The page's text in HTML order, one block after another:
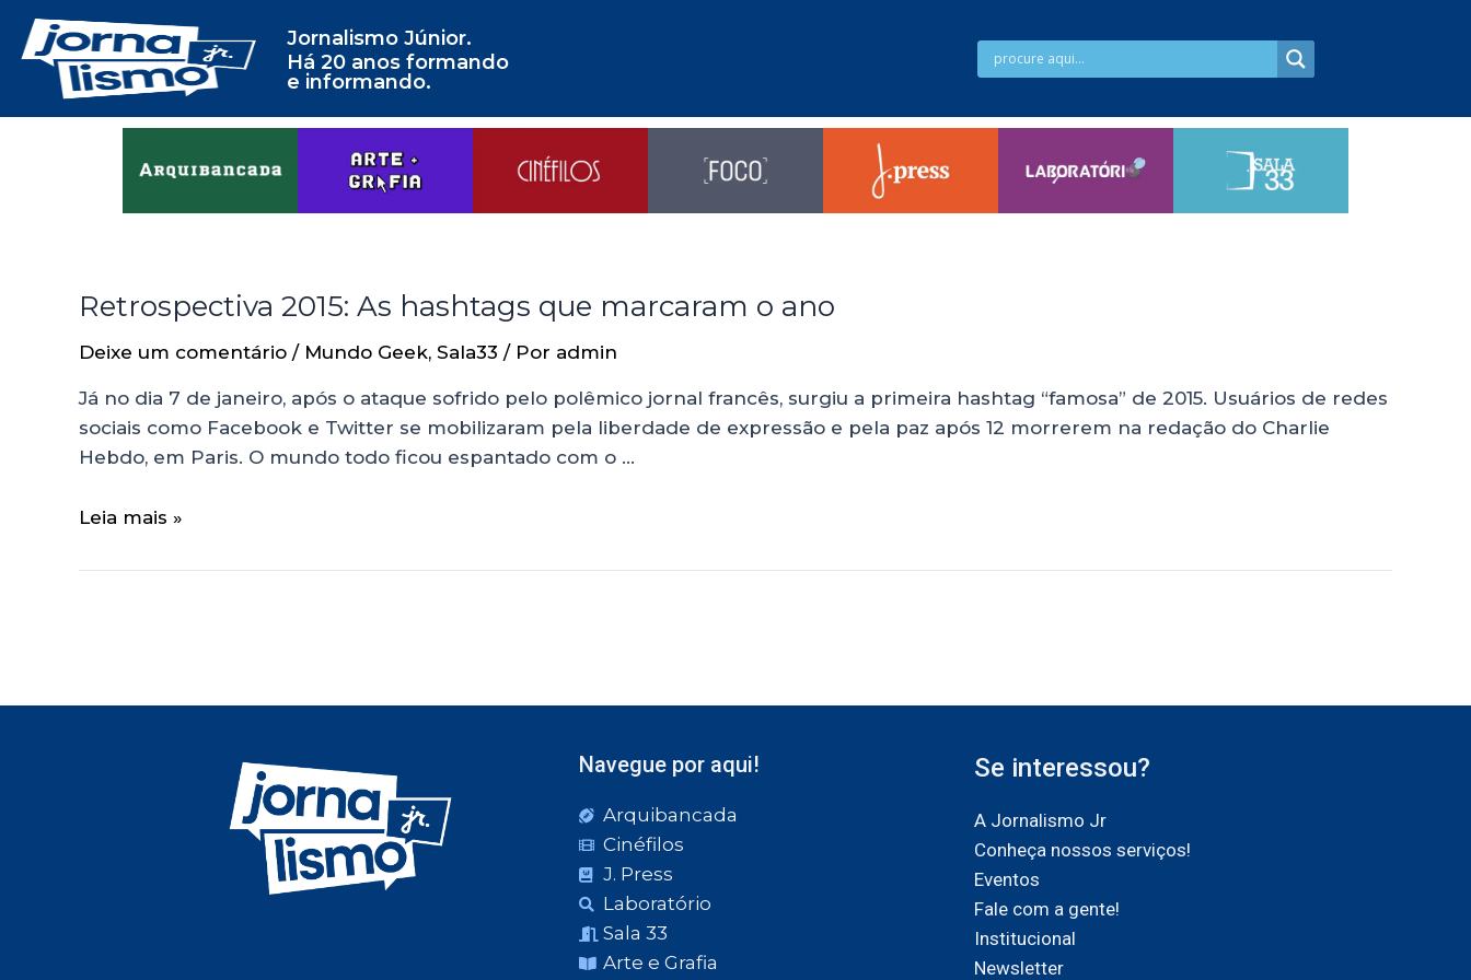
Jornalismo Júnior.
Há 20 anos formando
e informando.
Retrospectiva 2015: As hashtags que marcaram o ano
Deixe um comentário / Mundo Geek, Sala33 / Por admin
Já no dia 7 de janeiro, após o ataque sofrido pelo polêmico jornal francês, surgiu a primeira hashtag “famosa” de 2015. Usuários de redes
sociais como Facebook e Twitter se mobilizaram pela liberdade de expressão e pela paz após 12 morrerem na redação do Charlie
Hebdo, em Paris. O mundo todo ficou espantado com o …
Leia mais »
Navegue por aqui!
Arquibancada
Cinéfilos
J. Press
Laboratório
Sala 33
Arte e Grafia
Se interessou?
A Jornalismo Jr
Conheça nossos serviços!
Eventos
Fale com a gente!
Institucional
Newsletter